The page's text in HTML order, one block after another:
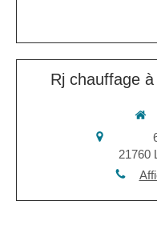
Rj chauffage
21760